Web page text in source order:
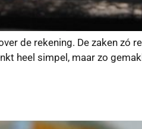
de rekening. De zaken zó
heel simpel, maar zo